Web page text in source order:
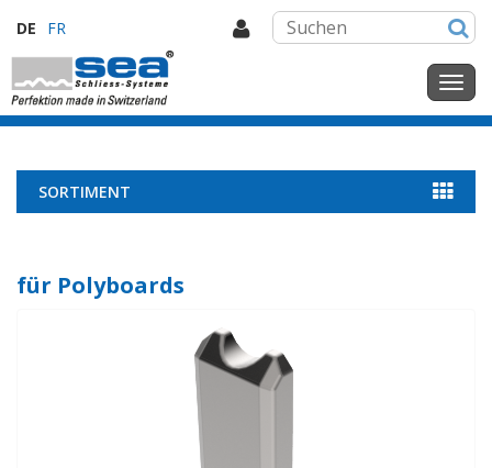
DE FR
SORTIMENT
für Polyboards